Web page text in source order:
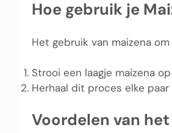
Hoe gebruik je
Het gebruik van maizena
Strooi een laagje maizena
Herhaal dit proces elke
Voordelen van